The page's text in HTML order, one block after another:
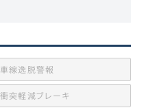
車線逸脱警報
衝突軽減ブレーキ